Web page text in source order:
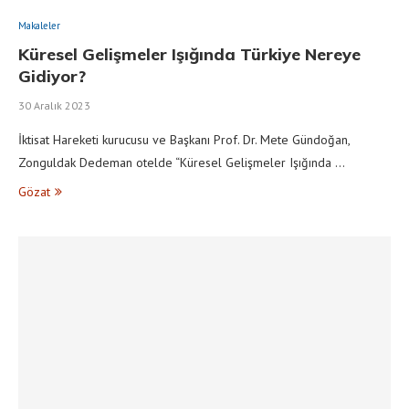
Makaleler
Küresel Gelişmeler Işığında Türkiye Nereye
Gidiyor?
30 Aralık 2023
İktisat Hareketi kurucusu ve Başkanı Prof. Dr. Mete Gündoğan,
Zonguldak Dedeman otelde “Küresel Gelişmeler Işığında …
Gözat